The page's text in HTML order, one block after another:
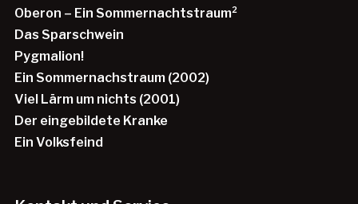
Oberon – Ein Sommernachtstraum²
Das Sparschwein
Pygmalion!
Ein Sommernachstraum (2002)
Viel Lärm um nichts (2001)
Der eingebildete Kranke
Ein Volksfeind